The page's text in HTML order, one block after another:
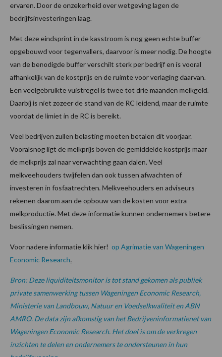
ervaren. Door de onzekerheid over wetgeving lagen de
bedrijfsinvesteringen laag.
Met deze eindsprint in de kasstroom is nog geen echte buffer
opgebouwd voor tegenvallers, daarvoor is meer nodig. De hoogte
van de benodigde buffer verschilt sterk per bedrijf en is vooral
afhankelijk van de kostprijs en de ruimte voor verlaging daarvan.
Een veelgebruikte vuistregel is twee tot drie maanden melkgeld.
Daarbij is niet zozeer de stand van de RC leidend, maar de ruimte
voordat de limiet in de RC is bereikt.
Veel bedrijven zullen belasting moeten betalen dit voorjaar.
Vooralsnog ligt de melkprijs boven de gemiddelde kostprijs maar
de melkprijs zal naar verwachting gaan dalen. Veel
melkveehouders twijfelen dan ook tussen afwachten of
investeren in fosfaatrechten. Melkveehouders en adviseurs
rekenen daarom aan de opbouw van de kosten voor extra
melkproductie. Met deze informatie kunnen ondernemers betere
beslissingen nemen.
Voor nadere informatie klik hier! op Agrimatie van Wageningen
Economic Research.
Bron: Deze liquiditeitsmonitor is tot stand gekomen als publiek
private samenwerking tussen Wageningen Economic Research,
Ministerie van Landbouw, Natuur en Voedselkwaliteit en ABN
AMRO. De data zijn afkomstig van het Bedrijveninformatienet van
Wageningen Economic Research. Het doel is om de verkregen
inzichten te delen en ondernemers te ondersteunen in hun